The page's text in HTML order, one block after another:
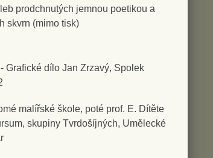
prodchnutých jemnou poetikou a
skvrn (mimo tisk)
Grafické dílo Jan Zrzavý, Spolek
malířské škole, poté prof. E. Dítěte
skupiny Tvrdošíjných, Umělecké